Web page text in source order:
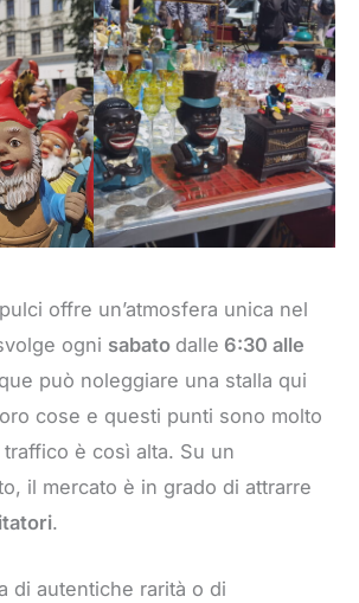
offre un’atmosfera unica nel
ogni sabato dalle 6:30 alle
può noleggiare una stalla qui
cose e questi punti sono molto
è così alta. Su un
il mercato è in grado di attrarre
.
di autentiche rarità o di